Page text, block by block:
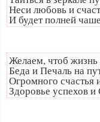
Неси любовь и
И будет полней
Желаем, чтоб жизнь
Беда и Печаль на
Огромного счастья
Здоровье успехов